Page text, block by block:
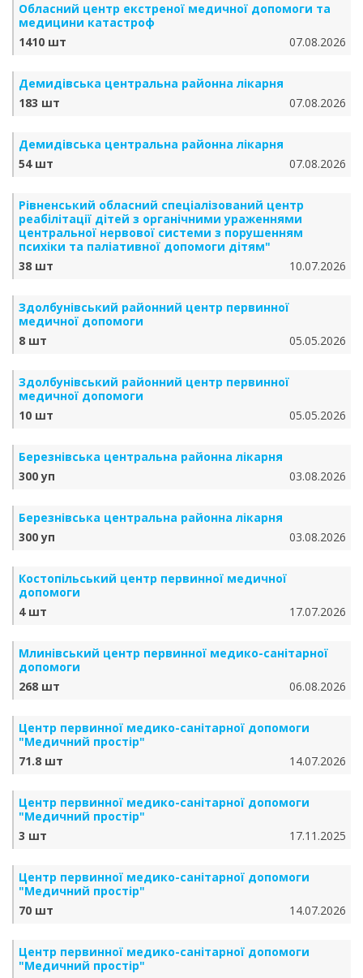
Обласний центр екстреної медичної допомоги та
медицини катастроф
1410 шт
07.08.2026
Демидівська центральна районна лікарня
183 шт
07.08.2026
Демидівська центральна районна лікарня
54 шт
07.08.2026
Рівненський обласний спеціалізований центр
реабілітації дітей з органічними ураженнями
центральної нервової системи з порушенням
психіки та паліативної допомоги дітям"
38 шт
10.07.2026
Здолбунівський районний центр первинної
медичної допомоги
8 шт
05.05.2026
Здолбунівський районний центр первинної
медичної допомоги
10 шт
05.05.2026
Березнівська центральна районна лікарня
300 уп
03.08.2026
Березнівська центральна районна лікарня
300 уп
03.08.2026
Костопільський центр первинної медичної
допомоги
4 шт
17.07.2026
Млинівський центр первинної медико-санітарної
допомоги
268 шт
06.08.2026
Центр первинної медико-санітарної допомоги
"Медичний простір"
71.8 шт
14.07.2026
Центр первинної медико-санітарної допомоги
"Медичний простір"
3 шт
17.11.2025
Центр первинної медико-санітарної допомоги
"Медичний простір"
70 шт
14.07.2026
Центр первинної медико-санітарної допомоги
"Медичний простір"